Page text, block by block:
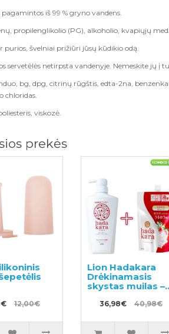
pagamintos iš 99 % gryno vandens.
propilenglikolio (PG), alkoholio, kvapiųjų
purios, švelniai prižiūri jūsų kūdikio odą.
servetėlės netirpsta vandenyje. Nemeskite jų į
bg, dpg, citrinų rūgštis, edta-2na,
chloridas.
viskozė.
prekės
12,00€
Lion Hadakara
Drėkinamasis
skystas muilas –
muilas-gelis su
+ užpildas 800ml
36,98€ 40,98€